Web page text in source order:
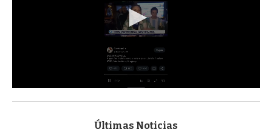
s
Últimas Noticias